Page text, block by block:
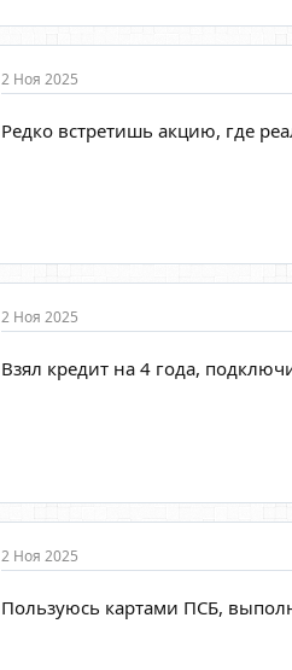
2 Ноя 2025
Редко встретишь акцию, где
2 Ноя 2025
Взял кредит на 4 года,
2 Ноя 2025
Пользуюсь картами ПСБ,